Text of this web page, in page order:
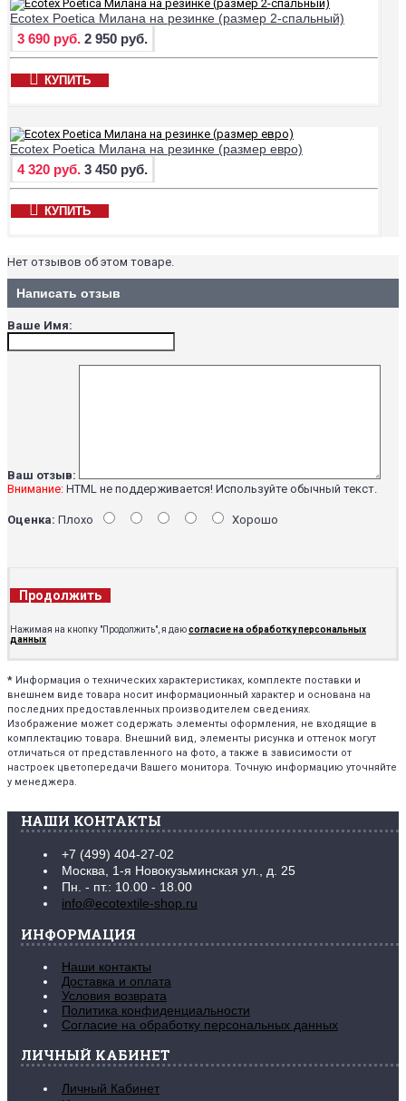
Ecotex Poetica Милана на резинке (размер 2-спальный)
3 690 руб. 2 950 руб.
КУПИТЬ
Ecotex Poetica Милана на резинке (размер евро)
4 320 руб. 3 450 руб.
КУПИТЬ
Нет отзывов об этом товаре.
Написать отзыв
Ваше Имя:
Ваш отзыв:
Внимание: HTML не поддерживается! Используйте обычный текст.
Оценка: Плохо Хорошо
Продолжить
Нажимая на кнопку "Продолжить", я даюсогласие на обработку персональных
данных
* Информация о технических характеристиках, комплекте поставки и
внешнем виде товара носит информационный характер и основана на
последних предоставленных производителем сведениях.
Изображение может содержать элементы оформления, не входящие в
комплектацию товара. Внешний вид, элементы рисунка и оттенок могут
отличаться от представленного на фото, а также в зависимости от
настроек цветопередачи Вашего монитора. Точную информацию уточняйте
у менеджера.
НАШИ КОНТАКТЫ
+7 (499) 404-27-02
Москва, 1-я Новокузьминская ул., д. 25
Пн. - пт.: 10.00 - 18.00
info@ecotextile-shop.ru
ИНФОРМАЦИЯ
Наши контакты
Доставка и оплата
Условия возврата
Политика конфиденциальности
Согласие на обработку персональных данных
ЛИЧНЫЙ КАБИНЕТ
Личный Кабинет